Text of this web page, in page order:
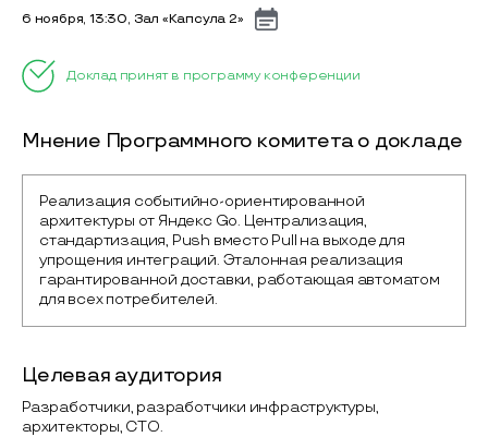
6 ноября, 13:30, Зал «Капсула 2»
Доклад принят в программу конференции
Мнение Программного комитета о докладе
Реализация событийно-ориентированной
архитектуры от Яндекс Go. Централизация,
стандартизация, Push вместо Pull на выходе для
упрощения интеграций. Эталонная реализация
гарантированной доставки, работающая автоматом
для всех потребителей.
Целевая аудитория
Разработчики, разработчики инфраструктуры,
архитекторы, CTO.